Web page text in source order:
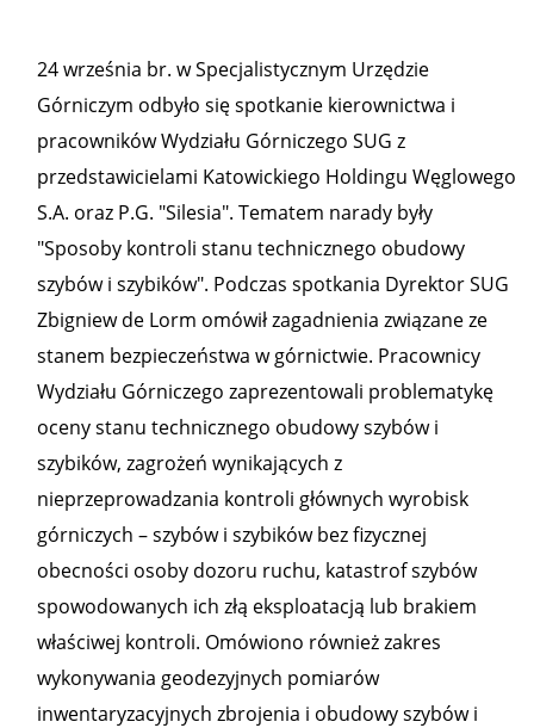
24 września br. w Specjalistycznym Urzędzie
Górniczym odbyło się spotkanie kierownictwa i
pracowników Wydziału Górniczego SUG z
przedstawicielami Katowickiego Holdingu Węglowego
S.A. oraz P.G. "Silesia". Tematem narady były
"Sposoby kontroli stanu technicznego obudowy
szybów i szybików". Podczas spotkania Dyrektor SUG
Zbigniew de Lorm omówił zagadnienia związane ze
stanem bezpieczeństwa w górnictwie. Pracownicy
Wydziału Górniczego zaprezentowali problematykę
oceny stanu technicznego obudowy szybów i
szybików, zagrożeń wynikających z
nieprzeprowadzania kontroli głównych wyrobisk
górniczych – szybów i szybików bez fizycznej
obecności osoby dozoru ruchu, katastrof szybów
spowodowanych ich złą eksploatacją lub brakiem
właściwej kontroli. Omówiono również zakres
wykonywania geodezyjnych pomiarów
inwentaryzacyjnych zbrojenia i obudowy szybów i